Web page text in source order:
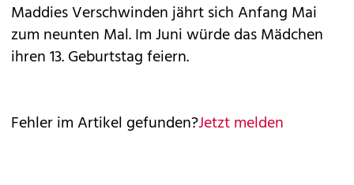
Maddies Verschwinden jährt sich Anfang Mai
zum neunten Mal. Im Juni würde das Mädchen
ihren 13. Geburtstag feiern.
Fehler im Artikel gefunden?Jetzt melden